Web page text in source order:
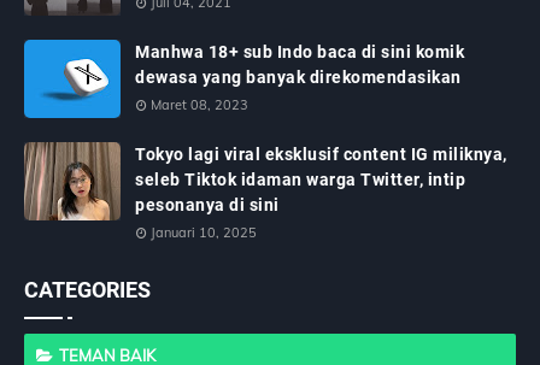
Manhwa 18+ sub Indo baca di sini komik
dewasa yang banyak direkomendasikan
Maret 08, 2023
Tokyo lagi viral eksklusif content IG miliknya,
seleb Tiktok idaman warga Twitter, intip
pesonanya di sini
Januari 10, 2025
CATEGORIES
TEMAN BAIK